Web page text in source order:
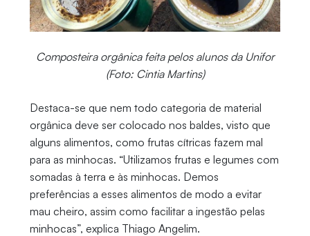
Composteira orgânica feita pelos alunos da Unifor
(Foto: Cintia Martins)
Destaca-se que nem todo categoria de material
orgânica deve ser colocado nos baldes, visto que
alguns alimentos, como frutas cítricas fazem mal
para as minhocas. “Utilizamos frutas e legumes com
somadas à terra e às minhocas. Demos
preferências a esses alimentos de modo a evitar
mau cheiro, assim como facilitar a ingestão pelas
minhocas”, explica Thiago Angelim.